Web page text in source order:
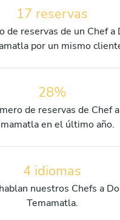
17 reservas
de reservas de un Chef a
por un mismo
28%
de reservas de Chef
en el último año.
4 idiomas
nuestros Chefs a
Temamatla.